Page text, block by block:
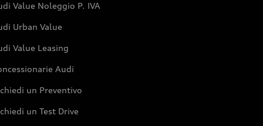
Value Noleggio P. IVA
Urban Value
Value Leasing
Audi
un Preventivo
un Test Drive